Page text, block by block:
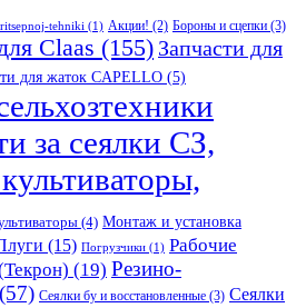
tehniki (1) Акции! (2) Бороны и сцепки (3)
Claas (155) Запчасти для
для жаток CAPELLO (5)
за сеялки СЗ,
(4) Монтаж и установка
(15) Погрузчики (1) Рабочие
(19) Резино-
(57) Сеялки бу и восстановленные (3) Сеялки